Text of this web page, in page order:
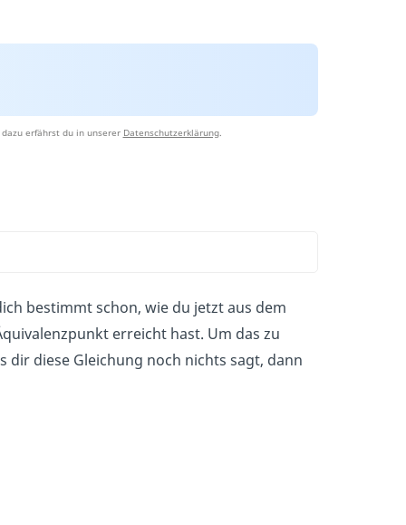
erfährst du in unserer Datenschutzerklärung.
bestimmt schon, wie du jetzt aus dem
erreicht hast. Um das zu
dir diese Gleichung noch nichts sagt, dann